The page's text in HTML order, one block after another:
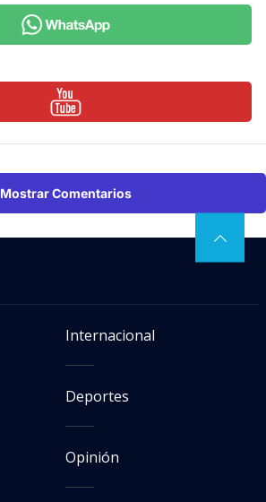
Mostrar Comentarios
Internacional
Deportes
Opinión